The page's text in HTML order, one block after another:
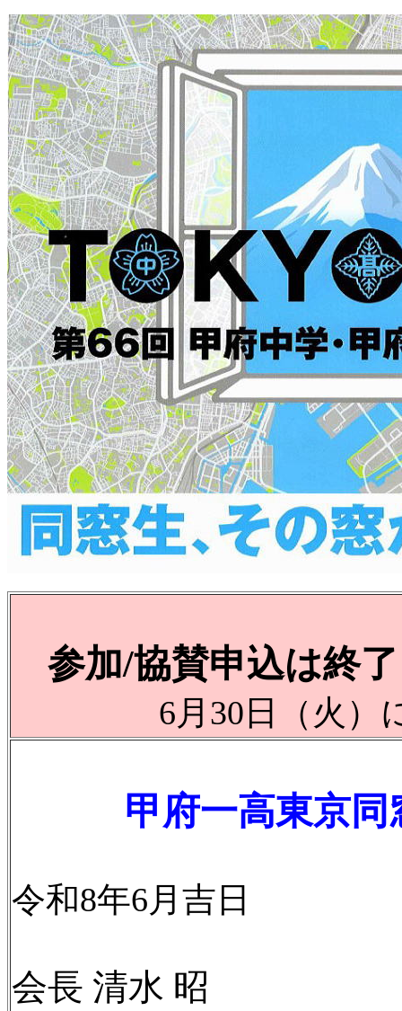
参加/協賛申込は終了
6月30日（火）に
甲府一高東京同窓
令和8年6月吉日
会長 清水 昭